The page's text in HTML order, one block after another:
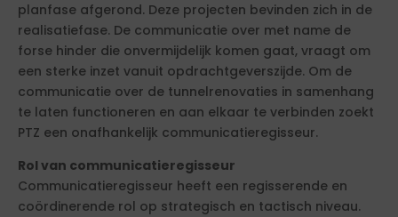
planfase afgerond. Deze projecten bevinden zich in de
realisatiefase. De communicatie over met name de
forse hinder die onvermijdelijk komen gaat, vraagt om
een sterke inzet vanuit opdrachtgeverszijde. Om de
communicatie over de tunnelrenovaties in samenhang
te laten functioneren en aan elkaar te verbinden zoekt
PTZ een onafhankelijk communicatieregisseur.
Rol van communicatieregisseur
Communicatieregisseur heeft een regisserende en
coördinerende rol op strategisch en tactisch niveau.